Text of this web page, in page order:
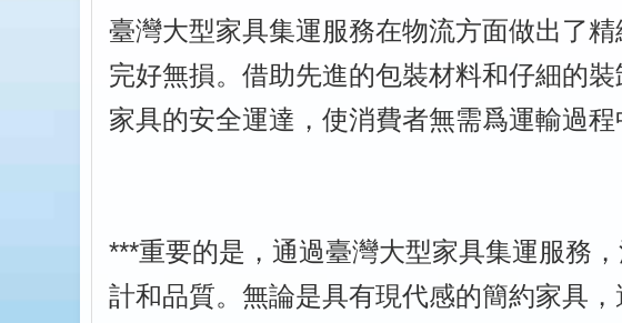
臺灣大型家具集運服務在物流方面做出了
完好無損。借助先進的包裝材料和仔細的
家具的安全運達，使消費者無需爲運輸過程
***重要的是，通過臺灣大型家具集運服務
計和品質。無論是具有現代感的簡約家具